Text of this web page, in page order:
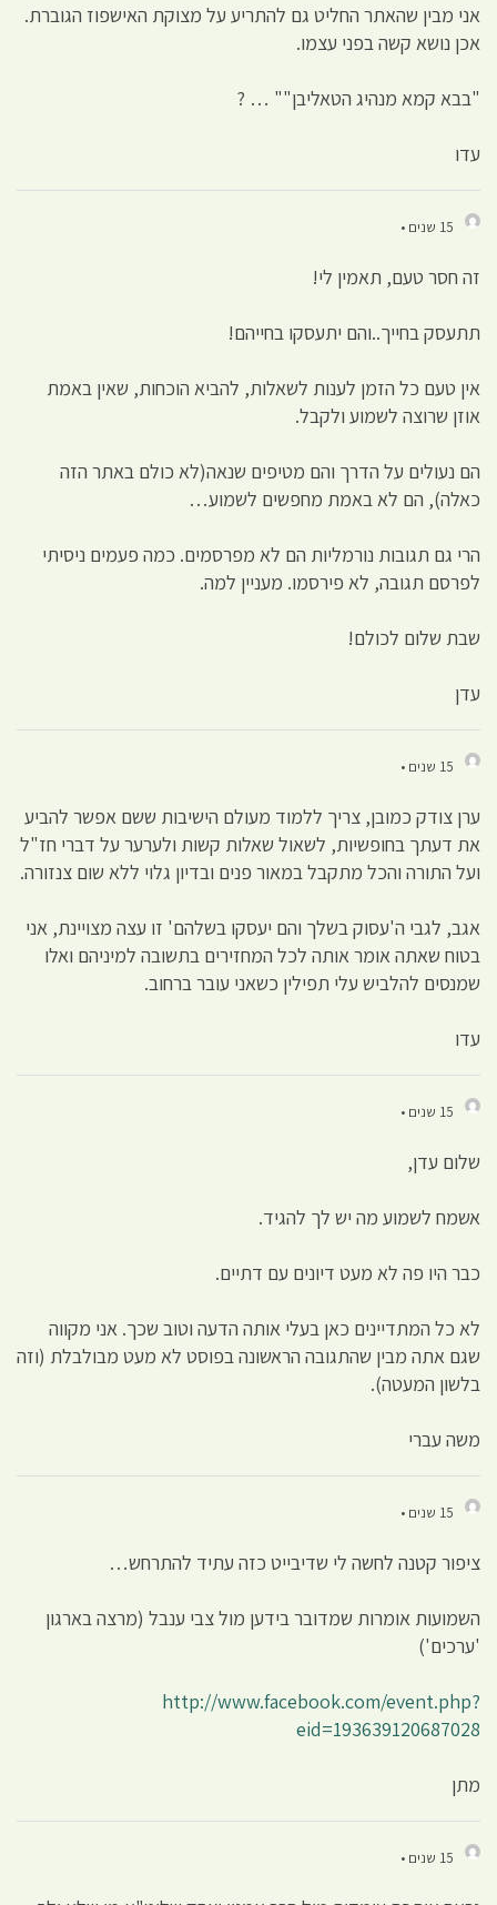
אני מבין שהאתר החליט גם להתריע על מצוקת האישפוז הגוברת.
אכן נושא קשה בפני עצמו.
"בבא קמא מנהיג הטאליבן"" … ?
עדו
15 שנים •
זה חסר טעם, תאמין לי!
תתעסק בחייך..והם יתעסקו בחייהם!
אין טעם כל הזמן לענות לשאלות, להביא הוכחות, שאין באמת
אוזן שרוצה לשמוע ולקבל.
הם נעולים על הדרך והם מטיפים שנאה(לא כולם באתר הזה
כאלה), הם לא באמת מחפשים לשמוע…
הרי גם תגובות נורמליות הם לא מפרסמים. כמה פעמים ניסיתי
לפרסם תגובה, לא פירסמו. מעניין למה.
שבת שלום לכולם!
עדן
15 שנים •
ערן צודק כמובן, צריך ללמוד מעולם הישיבות ששם אפשר להביע
את דעתך בחופשיות, לשאול שאלות קשות ולערער על דברי חז"ל
ועל התורה והכל מתקבל במאור פנים ובדיון גלוי ללא שום צנזורה.
אגב, לגבי ה'עסוק בשלך והם יעסקו בשלהם' זו עצה מצויינת, אני
בטוח שאתה אומר אותה לכל המחזירים בתשובה למיניהם ואלו
שמנסים להלביש עלי תפילין כשאני עובר ברחוב.
עדו
15 שנים •
שלום עדן,
אשמח לשמוע מה יש לך להגיד.
כבר היו פה לא מעט דיונים עם דתיים.
לא כל המתדיינים כאן בעלי אותה הדעה וטוב שכך. אני מקווה
שגם אתה מבין שהתגובה הראשונה בפוסט לא מעט מבולבלת (וזה
בלשון המעטה).
משה עברי
15 שנים •
ציפור קטנה לחשה לי שדיבייט כזה עתיד להתרחש…
השמועות אומרות שמדובר בידען מול צבי ענבל (מרצה בארגון
'ערכים')
http://www.facebook.com/event.php?
eid=193639120687028
מתן
15 שנים •